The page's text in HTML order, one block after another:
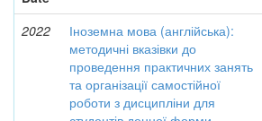
2022
Іноземна мова (англійська):
методичні вказівки до
проведення практичних занять
та організації самостійної
роботи з дисципліни для